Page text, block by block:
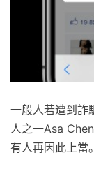
一般人若遭到詐
人之一Asa
有人再因此上當。